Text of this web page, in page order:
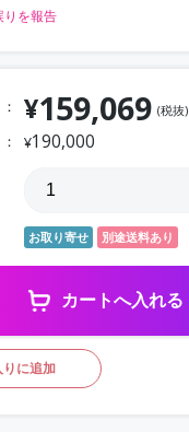
りを報告
¥159,069 (税抜)
¥190,000
お取り寄せ 別途送料あり
カートへ入れる
に追加